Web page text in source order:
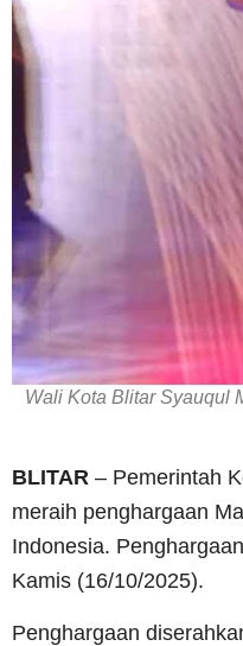
Wali Kota Blitar Syauqul
BLITAR – Pemerintah
meraih penghargaan
Indonesia.
Kamis (16/10/2025).
Penghargaan